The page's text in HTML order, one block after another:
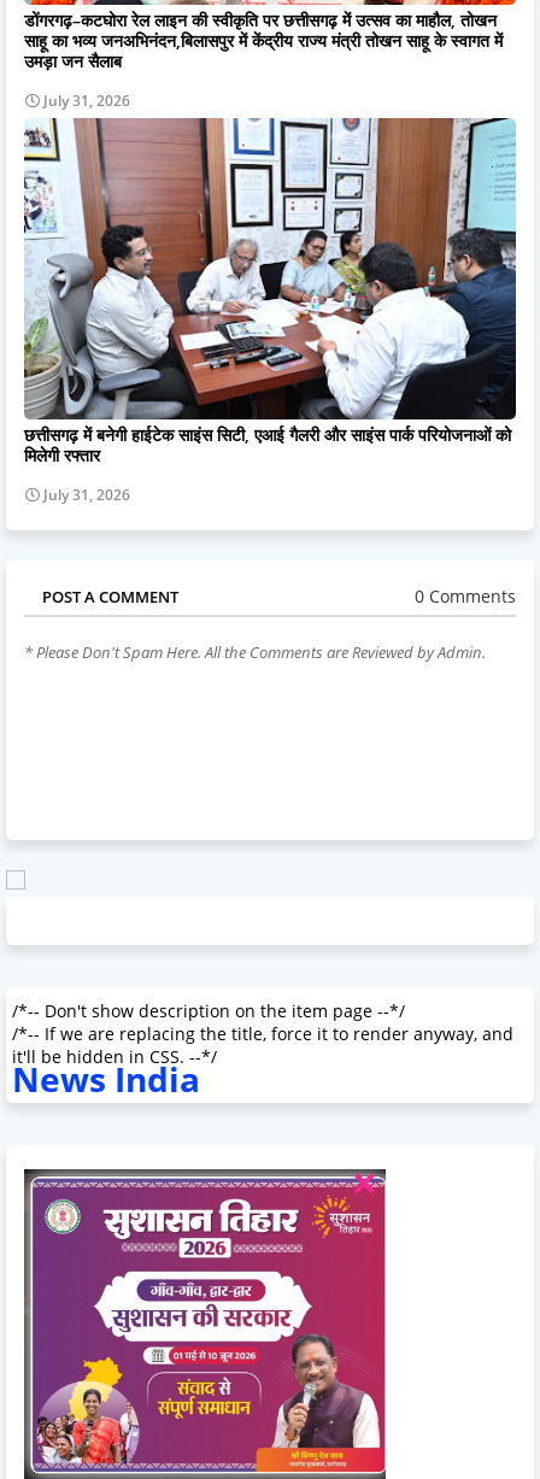
डोंगरगढ़–कटघोरा रेल लाइन की स्वीकृति पर छत्तीसगढ़ में उत्सव का माहौल, तोखन
साहू का भव्य जनअभिनंदन,बिलासपुर में केंद्रीय राज्य मंत्री तोखन साहू के स्वागत में
उमड़ा जन सैलाब
July 31, 2026
छत्तीसगढ़ में बनेगी हाईटेक साइंस सिटी, एआई गैलरी और साइंस पार्क परियोजनाओं को
मिलेगी रफ्तार
July 31, 2026
POST A COMMENT 0 Comments
* Please Don't Spam Here. All the Comments are Reviewed by Admin.
/*-- Don't show description on the item page --*/
/*-- If we are replacing the title, force it to render anyway, and
it'll be hidden in CSS. --*/
News India